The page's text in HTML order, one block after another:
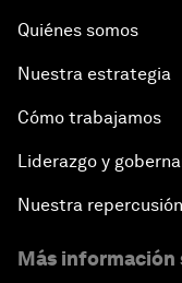
Quiénes somos
Nuestra estrategia
Cómo trabajamos
Liderazgo y
Nuestra repercusión
Más información